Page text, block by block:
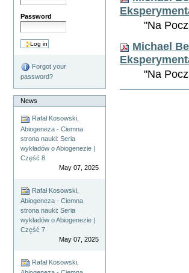
Password
Forgot your
password?
News
Rafał Kosowski,
Abiogeneza - Ciemna
strona nauki: Seria
wykładów o Abiogenezie |
Część 8
May 07, 2025
Rafał Kosowski,
Abiogeneza - Ciemna
strona nauki: Seria
wykładów o Abiogenezie |
Część 7
May 07, 2025
Rafał Kosowski,
"Na
Michael
"Na